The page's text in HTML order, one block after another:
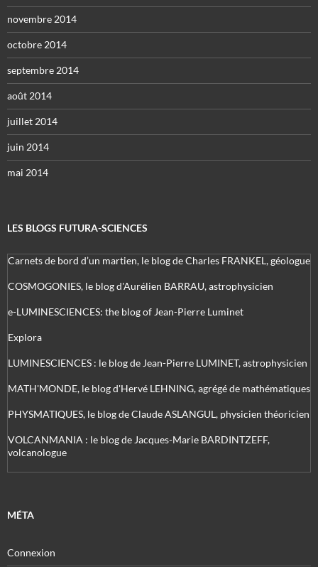
novembre 2014
octobre 2014
septembre 2014
août 2014
juillet 2014
juin 2014
mai 2014
LES BLOGS FUTURA-SCIENCES
Carnets de bord d’un martien, le blog de Charles FRANKEL, géologue
COSMOGONIES, le blog d'Aurélien BARRAU, astrophysicien
e-LUMINESCIENCES: the blog of Jean-Pierre Luminet
Explora
LUMINESCIENCES : le blog de Jean-Pierre LUMINET, astrophysicien
MATH'MONDE, le blog d'Hervé LEHNING, agrégé de mathématiques
PHYSMATIQUES, le blog de Claude ASLANGUL, physicien théoricien
VOLCANMANIA : le blog de Jacques-Marie BARDINTZEFF,
volcanologue
MÉTA
Connexion